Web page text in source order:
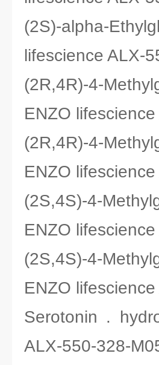
(2S)-alpha-
lifescience ALX-
(2R,4R)-4-
ENZO
(2R,4R)-4-
ENZO
(2S,4S)-4-
ENZO
(2S,4S)-4-
ENZO
Serotonin .
ALX-550-328-